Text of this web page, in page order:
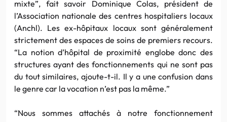
mixte”, fait savoir Dominique Colas, président de
l’Association nationale des centres hospitaliers locaux
(Anchl). Les ex-hôpitaux locaux sont généralement
strictement des espaces de soins de premiers recours.
“La notion d’hôpital de proximité englobe donc des
structures ayant des fonctionnements qui ne sont pas
du tout similaires, ajoute-t-il. Il y a une confusion dans
le genre car la vocation n’est pas la même.”
“Nous sommes attachés à notre fonctionnement